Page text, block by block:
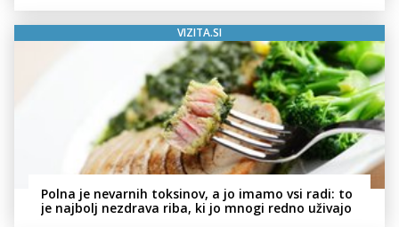
VIZITA.SI
Polna je nevarnih toksinov, a jo imamo vsi radi: to
je najbolj nezdrava riba, ki jo mnogi redno uživajo